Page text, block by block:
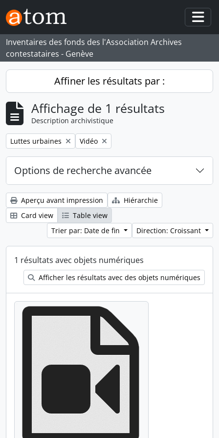
Skip to main content
Inventaires des fonds des l'Association Archives
contestataires - Genève
Affiner les résultats par :
Affichage de 1 résultats
Description archivistique
Remove filter:
Luttes urbaines Remove filter:
Vidéo
Options de recherche avancée
Aperçu avant impression
Hiérarchie
Card view
Table view
Trier par: Date de fin
Direction: Croissant
1 résultats avec objets numériques
Afficher les résultats avec des objets numériques